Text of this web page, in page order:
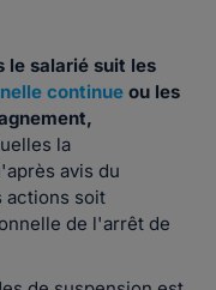
le salarié suit les
continue ou les
la
avis du
actions soit
de l'arrêt de